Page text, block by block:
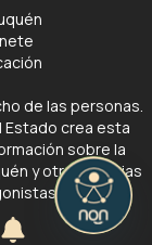
de las personas.
Estado crea esta
sobre la
y otras noticias